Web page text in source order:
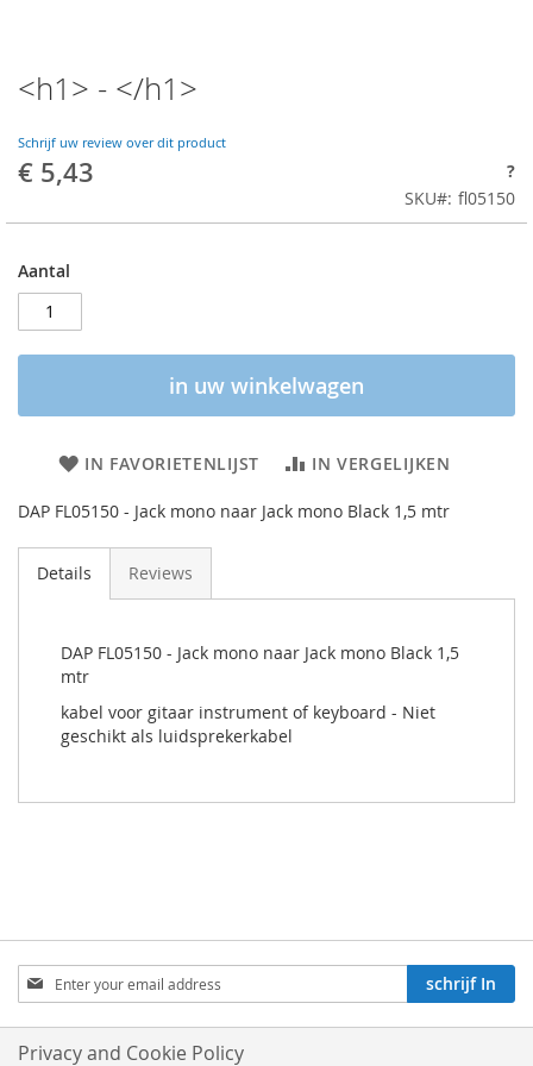
<h1> - </h1>
Schrijf uw review over dit product
€ 5,43
?
SKU
fl05150
Aantal
in uw winkelwagen
IN FAVORIETENLIJST IN VERGELIJKEN
DAP FL05150 - Jack mono naar Jack mono Black 1,5 mtr
Details Reviews
DAP FL05150 - Jack mono naar Jack mono Black 1,5
mtr
kabel voor gitaar instrument of keyboard - Niet
geschikt als luidsprekerkabel
Aboneren
op
onze
nieuwsbrief:
schrijf In
Privacy and Cookie Policy